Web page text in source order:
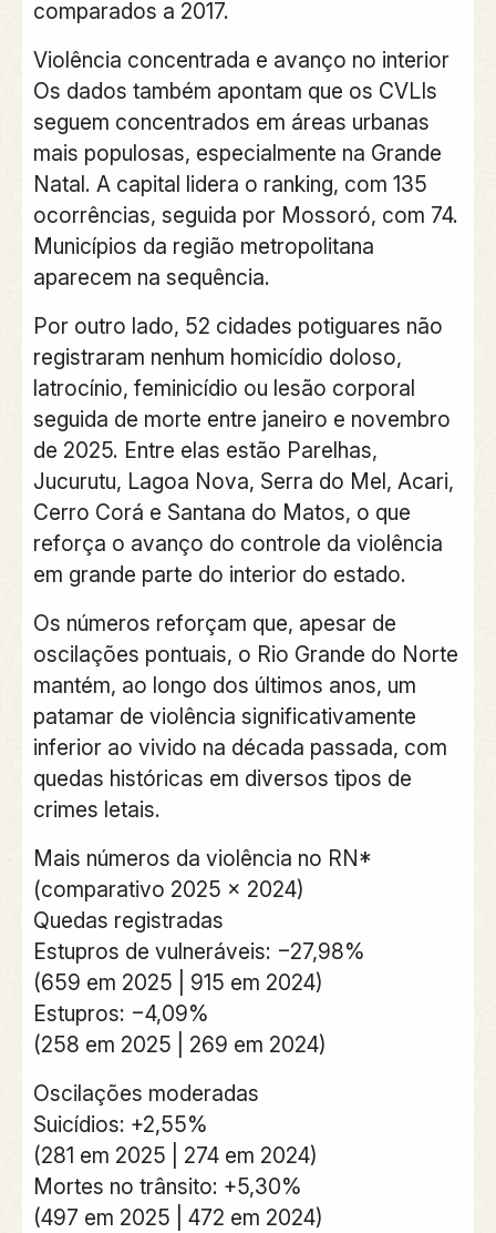
comparados a 2017.
Violência concentrada e avanço no interior
Os dados também apontam que os CVLIs
seguem concentrados em áreas urbanas
mais populosas, especialmente na Grande
Natal. A capital lidera o ranking, com 135
ocorrências, seguida por Mossoró, com 74.
Municípios da região metropolitana
aparecem na sequência.
Por outro lado, 52 cidades potiguares não
registraram nenhum homicídio doloso,
latrocínio, feminicídio ou lesão corporal
seguida de morte entre janeiro e novembro
de 2025. Entre elas estão Parelhas,
Jucurutu, Lagoa Nova, Serra do Mel, Acari,
Cerro Corá e Santana do Matos, o que
reforça o avanço do controle da violência
em grande parte do interior do estado.
Os números reforçam que, apesar de
oscilações pontuais, o Rio Grande do Norte
mantém, ao longo dos últimos anos, um
patamar de violência significativamente
inferior ao vivido na década passada, com
quedas históricas em diversos tipos de
crimes letais.
Mais números da violência no RN*
(comparativo 2025 x 2024)
Quedas registradas
Estupros de vulneráveis: −27,98%
(659 em 2025 | 915 em 2024)
Estupros: −4,09%
(258 em 2025 | 269 em 2024)
Oscilações moderadas
Suicídios: +2,55%
(281 em 2025 | 274 em 2024)
Mortes no trânsito: +5,30%
(497 em 2025 | 472 em 2024)